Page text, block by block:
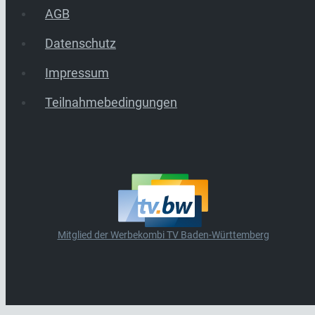
AGB
Datenschutz
Impressum
Teilnahmebedingungen
Mitglied der Werbekombi TV Baden-Württemberg